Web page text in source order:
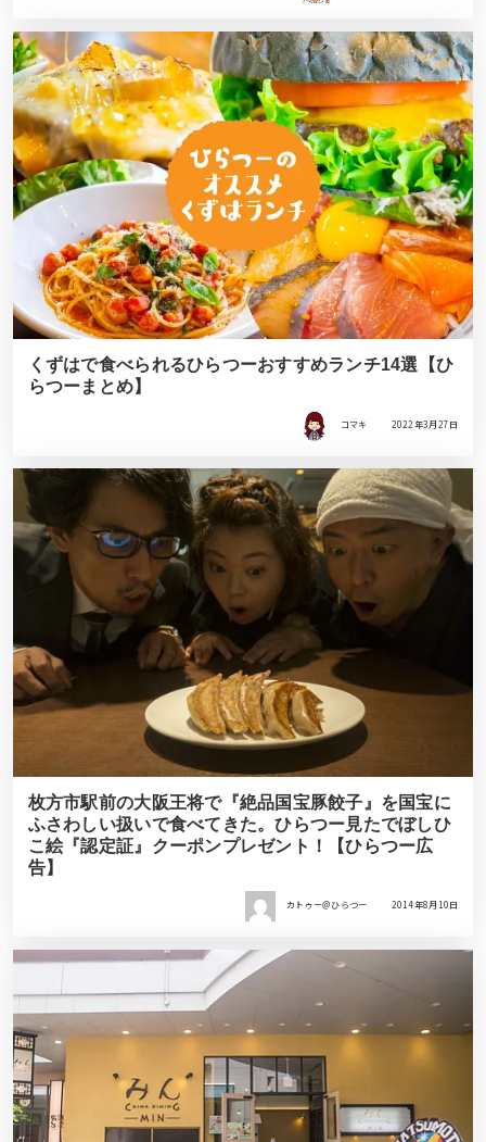
くずはで食べられるひらつーおすすめランチ14選【ひ
らつーまとめ】
コマキ 2022年3月27日
枚方市駅前の大阪王将で『絶品国宝豚餃子』を国宝に
ふさわしい扱いで食べてきた。ひらつー見たでぼしひ
こ絵『認定証』クーポンプレゼント！【ひらつー広
告】
カトゥー＠ひらつー 2014年8月10日